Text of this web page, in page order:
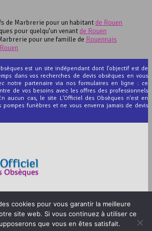
de Marbrerie pour un habitant de Rouen
pour quelqu’un venant de Rouen
pour une famille de Rouennais
est un site indépendant dont l'objectif est de
dans vos recherches de devis obsèques en vous
notre partenaire via nos formulaires en ligne : ce
de vos besoins avec les offres des professionnels
aucun cas, le site L'Officiel des Obsèques n'est en
funèbres et ne vous enverra jamais de devis
Obsèques
cookies pour vous garantir la meilleure
site web. Si vous continuez à utiliser ce
que vous en êtes satisfait.